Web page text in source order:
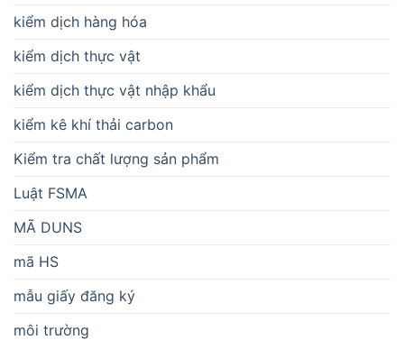
kiểm dịch hàng hóa
kiểm dịch thực vật
kiểm dịch thực vật nhập khẩu
kiểm kê khí thải carbon
Kiểm tra chất lượng sản phẩm
Luật FSMA
MÃ DUNS
mã HS
mẫu giấy đăng ký
môi trường